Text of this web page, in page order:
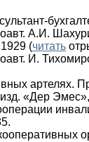
А.И.
(читать
И.
артелях.
«Дер